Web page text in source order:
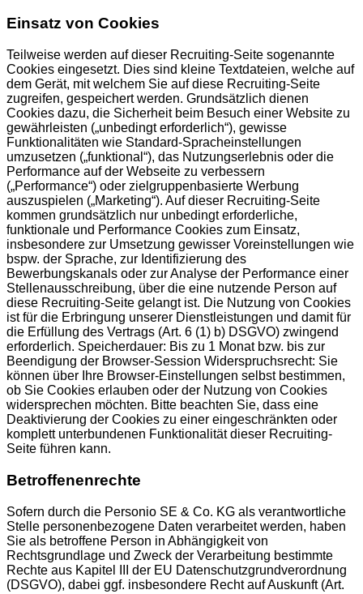
Einsatz von Cookies
Teilweise werden auf dieser Recruiting-Seite sogenannte
Cookies eingesetzt. Dies sind kleine Textdateien, welche auf
dem Gerät, mit welchem Sie auf diese Recruiting-Seite
zugreifen, gespeichert werden. Grundsätzlich dienen
Cookies dazu, die Sicherheit beim Besuch einer Website zu
gewährleisten („unbedingt erforderlich“), gewisse
Funktionalitäten wie Standard-Spracheinstellungen
umzusetzen („funktional“), das Nutzungserlebnis oder die
Performance auf der Webseite zu verbessern
(„Performance“) oder zielgruppenbasierte Werbung
auszuspielen („Marketing“). Auf dieser Recruiting-Seite
kommen grundsätzlich nur unbedingt erforderliche,
funktionale und Performance Cookies zum Einsatz,
insbesondere zur Umsetzung gewisser Voreinstellungen wie
bspw. der Sprache, zur Identifizierung des
Bewerbungskanals oder zur Analyse der Performance einer
Stellenausschreibung, über die eine nutzende Person auf
diese Recruiting-Seite gelangt ist. Die Nutzung von Cookies
ist für die Erbringung unserer Dienstleistungen und damit für
die Erfüllung des Vertrags (Art. 6 (1) b) DSGVO) zwingend
erforderlich. Speicherdauer: Bis zu 1 Monat bzw. bis zur
Beendigung der Browser-Session Widerspruchsrecht: Sie
können über Ihre Browser-Einstellungen selbst bestimmen,
ob Sie Cookies erlauben oder der Nutzung von Cookies
widersprechen möchten. Bitte beachten Sie, dass eine
Deaktivierung der Cookies zu einer eingeschränkten oder
komplett unterbundenen Funktionalität dieser Recruiting-
Seite führen kann.
Betroffenenrechte
Sofern durch die Personio SE & Co. KG als verantwortliche
Stelle personenbezogene Daten verarbeitet werden, haben
Sie als betroffene Person in Abhängigkeit von
Rechtsgrundlage und Zweck der Verarbeitung bestimmte
Rechte aus Kapitel III der EU Datenschutzgrundverordnung
(DSGVO), dabei ggf. insbesondere Recht auf Auskunft (Art.